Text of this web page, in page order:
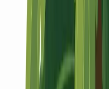
Seedbanks